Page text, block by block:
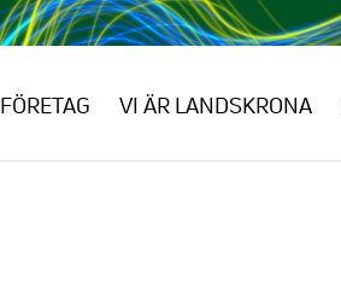
FÖRETAG VI ÄR LANDSKRONA